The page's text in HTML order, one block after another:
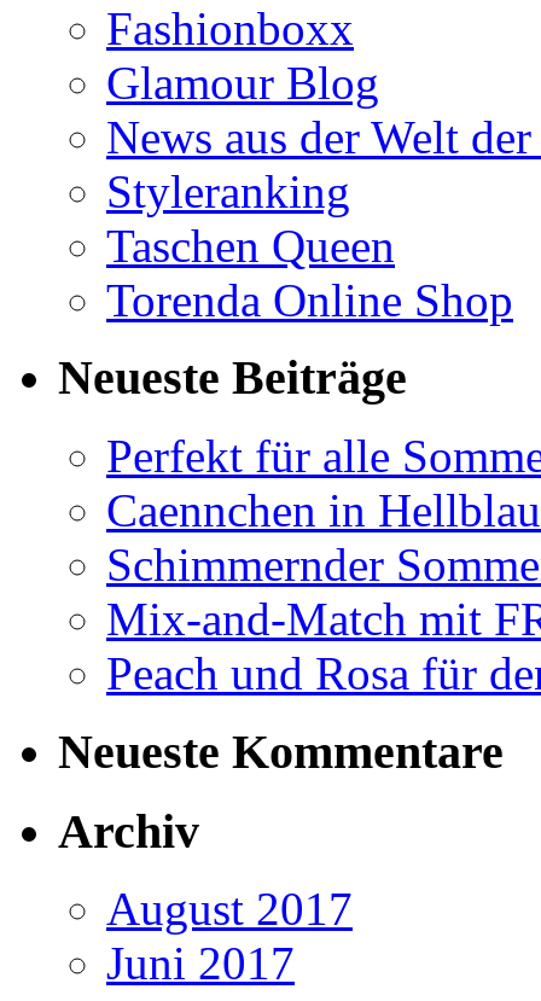
Fashionboxx
Glamour Blog
News aus der Welt
Styleranking
Taschen Queen
Torenda Online Shop
Neueste Beiträge
Perfekt für alle
Caennchen in
Schimmernder
Mix-and-Match mit
Peach und Rosa für
Neueste Kommentare
Archiv
August 2017
Juni 2017